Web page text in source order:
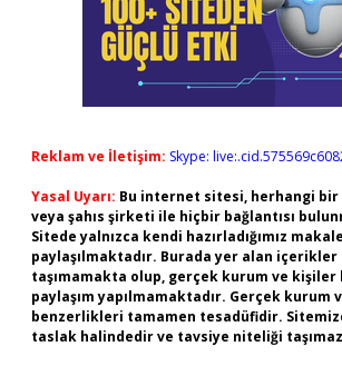
Reklam ve İletişim: Skype:
Yasal Uyarı: Bu internet sitesi, herhangi bir
veya şahıs şirketi ile hiçbir bağlantısı
Sitede yalnızca kendi hazırladığımız
paylaşılmaktadır. Burada yer alan
taşımamakta olup, gerçek kurum ve kişiler
paylaşım yapılmamaktadır. Gerçek kurum
benzerlikleri tamamen tesadüfidir.
taslak halindedir ve tavsiye niteliği